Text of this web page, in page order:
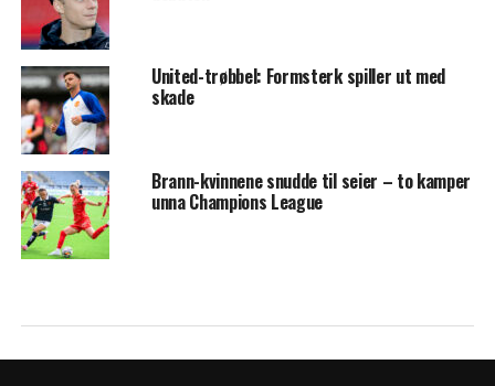
United-trøbbel: Formsterk spiller ut med
skade
Brann-kvinnene snudde til seier – to kamper
unna Champions League